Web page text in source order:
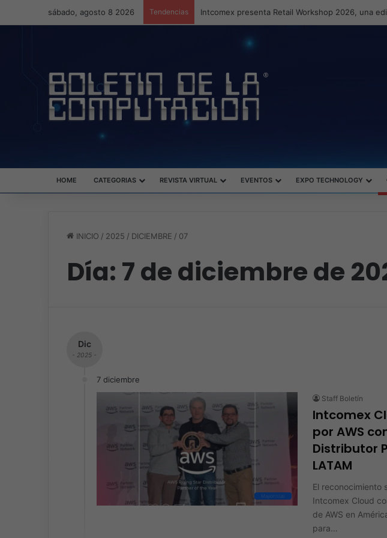
sábado, agosto 8 2026 Tendencias Intcomex presenta Retail Workshop 2026, una
HOME CATEGORIAS REVISTA VIRTUAL EVENTOS EXPO TECHNOLOGY
INICIO / 2025 / DICIEMBRE / 07
Día: 7 de diciembre de
Dic
- 2025 -
7 diciembre
Mayoristas
Staff Boletín
Intcomex
por AWS
Distributor
LATAM
El reconocimiento
Intcomex Cloud
de AWS en
para…